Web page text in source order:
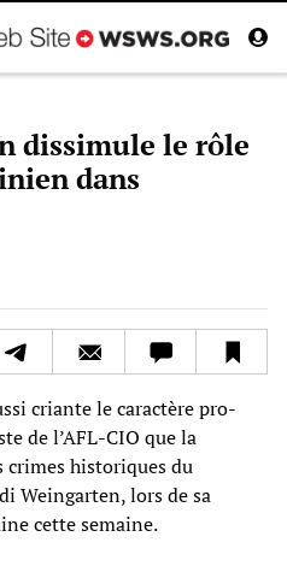
dissimule le rôle
dans
criante le caractère pro-
de l’AFL-CIO que la
historiques du
Weingarten, lors de sa
cette semaine.